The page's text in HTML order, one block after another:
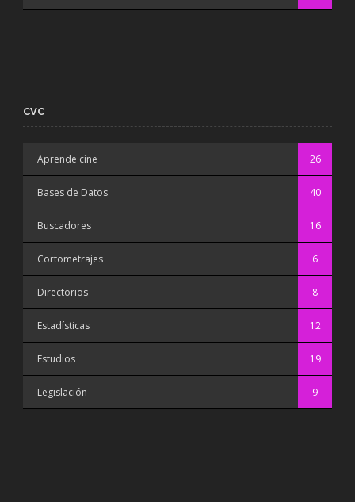
CVC
Aprende cine 26
Bases de Datos 40
Buscadores 16
Cortometrajes 6
Directorios 8
Estadísticas 12
Estudios 19
Legislación 9